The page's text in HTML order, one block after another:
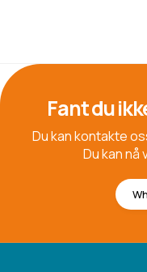
Fant du
Du kan kontakte
Du kan